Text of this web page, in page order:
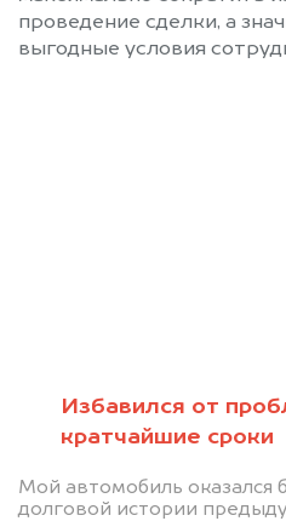
Избавился от
кратчайшие сроки
Мой автомобиль оказался
долговой истории
проведение сделки, а
выгодные условия
LiXiang L6